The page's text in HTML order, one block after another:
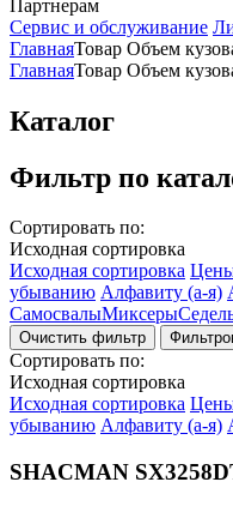
Партнерам
Сервис и обслуживание
ГлавнаяТовар Объем
ГлавнаяТовар Объем
Каталог
Фильтр по
Сортировать по:
Исходная сортировка
Исходная сортировка
убыванию Алфавиту (а-я)
СамосвалыМиксеры
Сортировать по:
Исходная сортировка
Исходная сортировка
убыванию Алфавиту (а-я)
SHACMAN